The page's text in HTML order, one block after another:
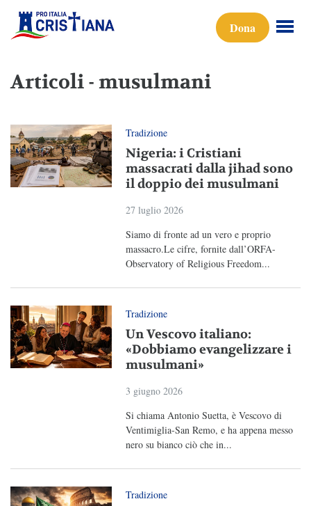
Dona
Articoli - musulmani
Tradizione
Nigeria: i Cristiani
massacrati dalla jihad sono
il doppio dei musulmani
27 luglio 2026
Siamo di fronte ad un vero e proprio
massacro.Le cifre, fornite dall’ORFA-
Observatory of Religious Freedom...
Tradizione
Un Vescovo italiano:
«Dobbiamo evangelizzare i
musulmani»
3 giugno 2026
Si chiama Antonio Suetta, è Vescovo di
Ventimiglia-San Remo, e ha appena messo
nero su bianco ciò che in...
Tradizione